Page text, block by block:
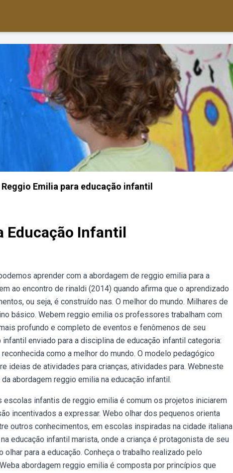
Emilia para educação infantil
Educação Infantil
aprender com a abordagem de reggio emilia para a
ao encontro de rinaldi (2014) quando afirma que o aprendizado
ou seja, é construído nas. O melhor do mundo. Milhares de
básico. Webem reggio emilia os professores trabalham com
profundo e completo de eventos e fenômenos de seu
enviado para a disciplina de educação infantil categoria:
como a melhor do mundo. O modelo pedagógico
ideias de atividades para crianças, atividades para. Webneste
abordagem reggio emilia na educação infantil.
escolas infantis de reggio emilia é comum os projetos iniciarem
incentivados a expressar. Webo olhar dos pequenos orienta
outros conhecimentos, em escolas inspiradas na cidade italiana
educação infantil marista, onde a criança é protagonista de seu
para a educação. Conheça o trabalho realizado pelo
abordagem reggio emilia é composta por princípios que